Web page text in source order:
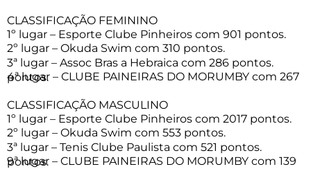
CLASSIFICAÇÃO FEMININO
1º lugar – Esporte Clube Pinheiros com 901 pontos.
2º lugar – Okuda Swim com 310 pontos.
3ª lugar – Assoc Bras a Hebraica com 286 pontos.
4ª lugar – CLUBE PAINEIRAS DO MORUMBY com 267 pontos.
CLASSIFICAÇÃO MASCULINO
1º lugar – Esporte Clube Pinheiros com 2017 pontos.
2º lugar – Okuda Swim com 553 pontos.
3ª lugar – Tenis Clube Paulista com 521 pontos.
9ª lugar – CLUBE PAINEIRAS DO MORUMBY com 139 pontos.